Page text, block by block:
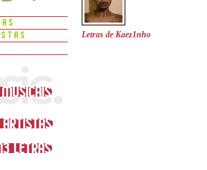
Letras de Kaez1nho